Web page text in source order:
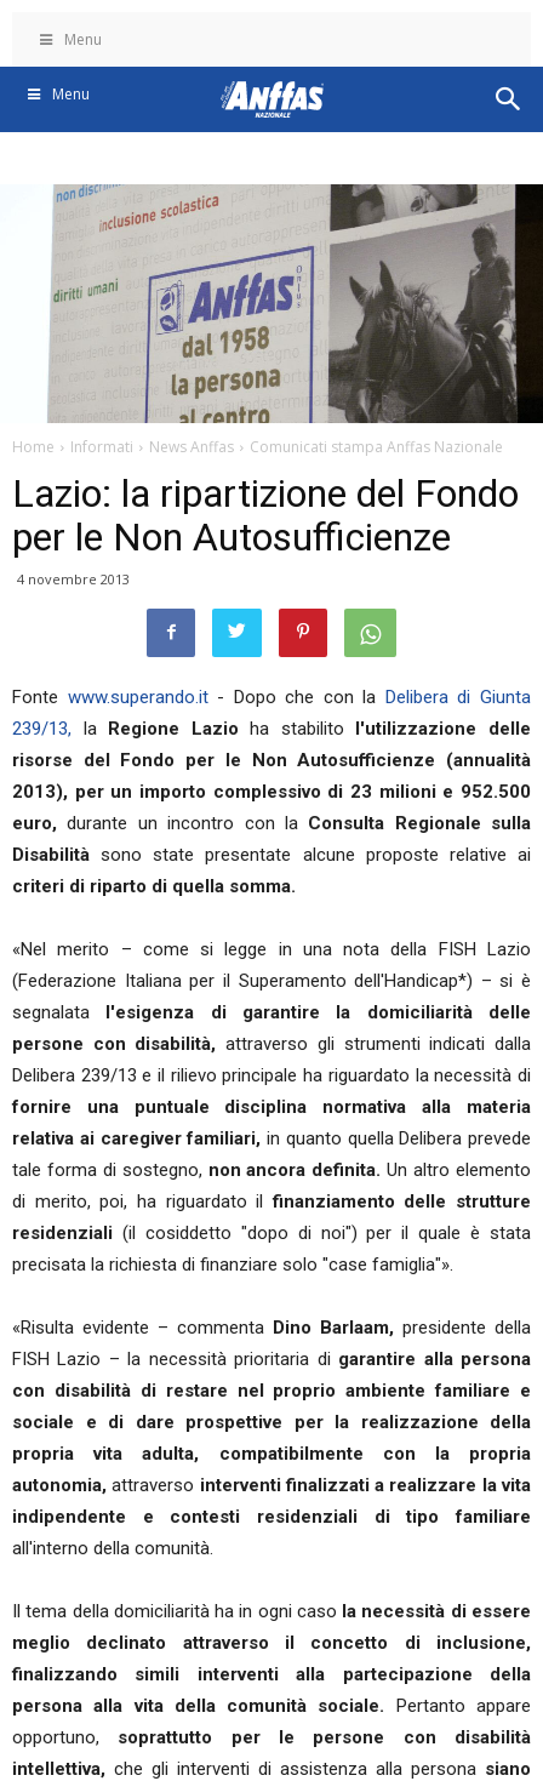
Menu
Menu
Home Informati News Anffas Comunicati stampa Anffas Nazionale
Lazio: la ripartizione del Fondo
per le Non Autosufficienze
4 novembre 2013
Fonte www.superando.it- Dopo che con la Delibera di Giunta
239/13, la Regione Lazio ha stabilito l'utilizzazione delle
risorse del Fondo per le Non Autosufficienze (annualità
2013), per un importo complessivo di 23 milioni e 952.500
euro,durante un incontro con la Consulta Regionale sulla
Disabilità sono state presentate alcune proposte relative ai
criteri di riparto di quella somma.
«Nel merito – come si legge in una nota della FISH Lazio
(Federazione Italiana per il Superamento dell'Handicap*) – si è
segnalata l'esigenza di garantire la domiciliarità delle
persone con disabilità, attraverso gli strumenti indicati dalla
Delibera 239/13 e il rilievo principale ha riguardato la necessità di
fornire una puntuale disciplina normativa alla materia
relativa ai caregiver familiari, in quanto quella Delibera prevede
tale forma di sostegno, non ancora definita. Un altro elemento
di merito, poi, ha riguardato ilfinanziamento delle strutture
residenziali (il cosiddetto "dopo di noi") per il quale è stata
precisata la richiesta di finanziare solo "case famiglia"».
«Risulta evidente – commenta Dino Barlaam, presidente della
FISH Lazio – la necessità prioritaria di garantire alla persona
con disabilità di restare nel proprio ambiente familiare e
sociale e di dare prospettive per la realizzazione della
propria vita adulta, compatibilmente con la propria
autonomia, attraverso interventi finalizzati a realizzare la vita
indipendente e contesti residenziali di tipo familiare
all'interno della comunità.
Il tema della domiciliarità ha in ogni caso la necessità di essere
meglio declinato attraverso il concetto di inclusione,
finalizzando simili interventi alla partecipazione della
persona alla vita della comunità sociale. Pertanto appare
opportuno, soprattutto per le persone con disabilità
intellettiva, che gli interventi di assistenza alla persona siano